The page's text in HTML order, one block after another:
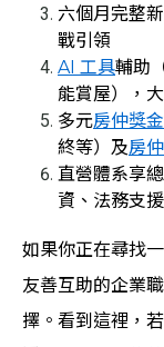
六個月完整
戰引領
AI 工具輔助
能賞屋），
多元房仲獎
終等）及房
直營體系享
資、法務支
如果你正在尋找
友善互助的企業
擇。看到這裡，